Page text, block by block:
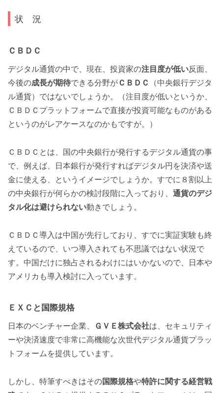
状 況
ＣＢＤＣ
デジタル通貨の中で、現在、投資家の注目度が低い反面、
今後の成長が期待できる分野がＣＢＤＣ
（中央銀行デジタ
ル通貨）ではないでしょうか。（注目度が低いというか、
ＣＢＤＣプラットフォームで直接が投資可能なものがある
というのがレアケースなのかもですが。）
ＣＢＤＣとは、国の中央銀行が発行するデジタル通貨の事
で、例えば、日本銀行が発行すればデジタル円を決済や送
金に使える、というイメージでしょうか。すでに８割以上
の中央銀行が何らかの検討段階に入っており、 通貨のデジ
タル化は避けられない動きでしょう。
ＣＢＤＣ導入は中国が先行しており、すでに実証実験も終
えているので、いつ導入されても不思議ではない状況で
す。中国だけに独占されるわけにはいかないので、日本や
アメリカも導入検討に入っています。
ＥＸＣと国際規格
日本のベンチャー企業、 ＧＶＥ株式会社は、セキュリティ
ーや決済速度で非常に高機能な次世代デジタル通貨プラッ
トフォームを提供しています。
しかし、特筆すべきはその国際規格や特許に関する経営戦